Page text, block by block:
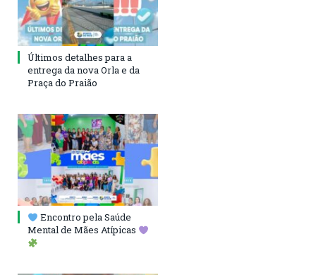
Últimos detalhes para a
entrega da nova Orla e da
Praça do Praião
Encontro pela Saúde
Mental de Mães Atípicas